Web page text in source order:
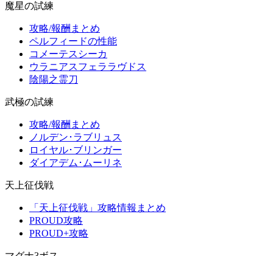
魔星の試練
攻略/報酬まとめ
ペルフィードの性能
コメーテスシーカ
ウラニアスフェララヴドス
陰陽之霊刀
武極の試練
攻略/報酬まとめ
ノルデン･ラブリュス
ロイヤル･ブリンガー
ダイアデム･ムーリネ
天上征伐戦
「天上征伐戦」攻略情報まとめ
PROUD攻略
PROUD+攻略